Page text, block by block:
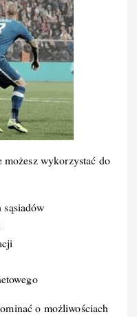
możesz wykorzystać do
o możliwościach